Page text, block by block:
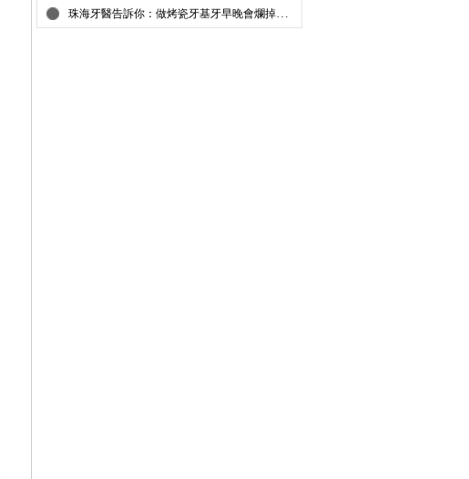
珠海牙醫告訴你：做烤瓷牙基牙早晚會爛掉是真的嗎？